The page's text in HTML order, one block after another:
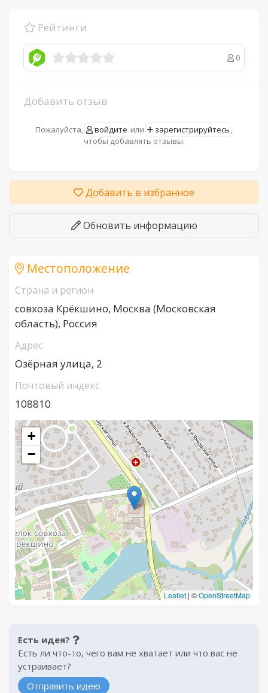
Рейтинги
0
Добавить отзыв
Пожалуйста, войдите или зарегистрируйтесь ,
чтобы добавлять отзывы.
Добавить в избранное
Обновить информацию
Местоположение
Страна и регион
совхоза Крёкшино, Москва (Московская
область), Россия
Адрес
Озёрная улица, 2
Почтовый индекс
108810
+
−
Leaflet | ©OpenStreetMap
Есть идея?
Есть ли что-то, чего вам не хватает или что вас не
устраивает?
Отправить идею